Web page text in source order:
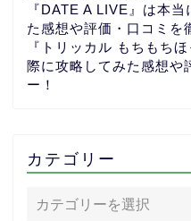
『DATE A LIVE』は本
た感想や評価・口コミを
『トリッカル もちもち
際に攻略してみた感想や
ー！
カテゴリー